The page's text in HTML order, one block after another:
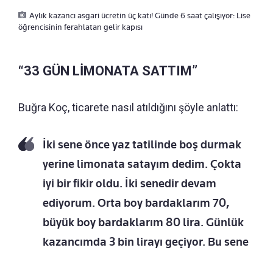
Aylık kazancı asgari ücretin üç katı! Günde 6 saat çalışıyor: Lise
öğrencisinin ferahlatan gelir kapısı
“33 GÜN LİMONATA SATTIM”
Buğra Koç, ticarete nasıl atıldığını şöyle anlattı:
İki sene önce yaz tatilinde boş durmak
yerine limonata satayım dedim. Çokta
iyi bir fikir oldu. İki senedir devam
ediyorum. Orta boy bardaklarım 70,
büyük boy bardaklarım 80 lira. Günlük
kazancımda 3 bin lirayı geçiyor. Bu sene